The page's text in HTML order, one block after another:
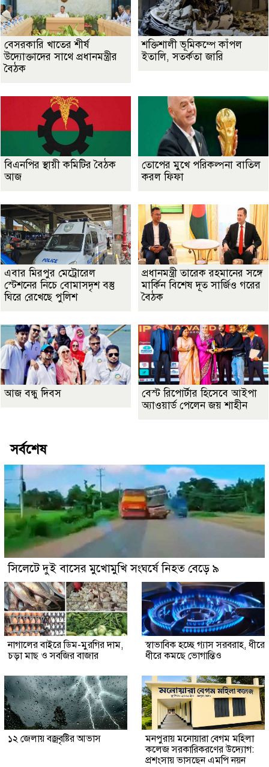
বেসরকারি খাতের শীর্ষ
উদ্যোক্তাদের সাথে প্রধানমন্ত্রীর
বৈঠক
শক্তিশালী ভূমিকম্পে কাঁপল
ইতালি, সতর্কতা জারি
বিএনপির স্থায়ী কমিটির বৈঠক
আজ
তোপের মুখে পরিকল্পনা বাতিল
করল ফিফা
এবার মিরপুর মেট্রোরেল
স্টেশনের নিচে বোমাসদৃশ বস্তু
ঘিরে রেখেছে পুলিশ
প্রধানমন্ত্রী তারেক রহমানের সঙ্গে
মার্কিন বিশেষ দূত সার্জিও গরের
বৈঠক
আজ বন্ধু দিবস
বেস্ট রিপোর্টার হিসেবে আইপা
অ্যাওয়ার্ড পেলেন জয় শাহীন
সর্বশেষ
সিলেটে দুই বাসের মুখোমুখি সংঘর্ষে নিহত বেড়ে ৯
নাগালের বাইরে ডিম-মুরগির দাম,
চড়া মাছ ও সবজির বাজার
স্বাভাবিক হচ্ছে গ্যাস সরবরাহ, ধীরে
ধীরে কমছে ভোগান্তিও
১২ জেলায় বজ্রবৃষ্টির আভাস
মনপুরায় মনোয়ারা বেগম মহিলা
কলেজ সরকারিকরণের উদ্যোগ:
প্রশংসায় ভাসছেন এমপি নয়ন